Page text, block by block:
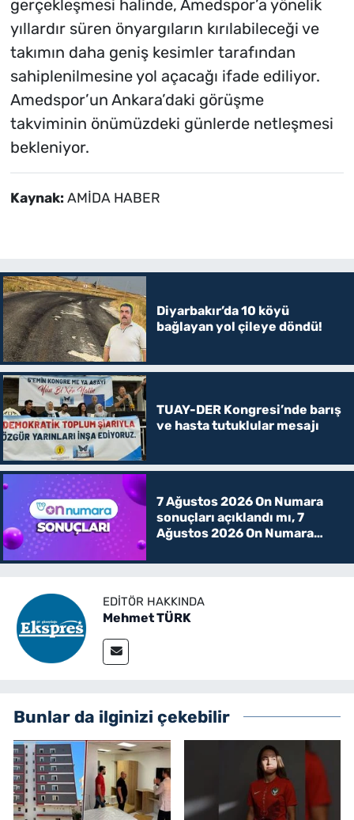
gerçekleşmesi halinde, Amedspor’a yönelik
yıllardır süren önyargıların kırılabileceği ve
takımın daha geniş kesimler tarafından
sahiplenilmesine yol açacağı ifade ediliyor.
Amedspor’un Ankara’daki görüşme
takviminin önümüzdeki günlerde netleşmesi
bekleniyor.
Kaynak: AMİDA HABER
Diyarbakır’da 10 köyü
bağlayan yol çileye döndü!
TUAY-DER Kongresi’nde barış
ve hasta tutuklular mesajı
7 Ağustos 2026 On Numara
sonuçları açıklandı mı, 7
Ağustos 2026 On Numara
EDITÖR HAKKINDA
Mehmet TÜRK
Bunlar da ilginizi çekebilir